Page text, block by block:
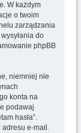
W każdym
o twoim
zarządzania
do
phpBB
niemniej nie
konta na
podawaj
hasła”.
adresu e-mail.